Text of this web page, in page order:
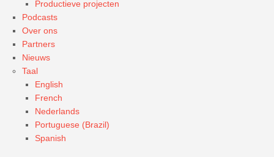
Productieve projecten
Podcasts
Over ons
Partners
Nieuws
Taal
English
French
Nederlands
Portuguese (Brazil)
Spanish